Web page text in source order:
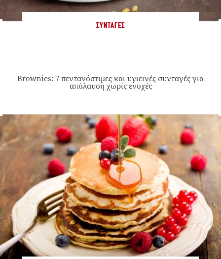
ΣΥΝΤΑΓΈΣ
Brownies: 7 πεντανόστιμες και υγιεινές συνταγές για
απόλαυση χωρίς ενοχές